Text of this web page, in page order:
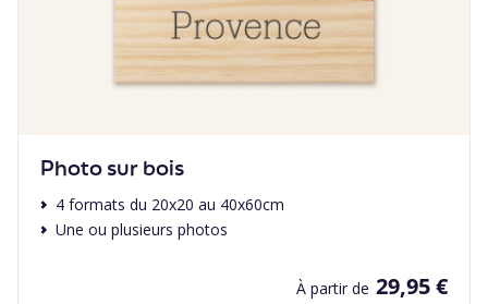
Photo sur bois
4 formats du 20x20 au 40x60cm
Une ou plusieurs photos
À partir de 29,95 €